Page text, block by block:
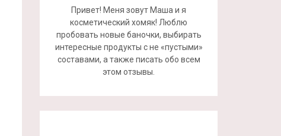
Привет! Меня зовут Маша и я
косметический хомяк! Люблю
пробовать новые баночки, выбирать
интересные продукты с не «пустыми»
составами, а также писать обо всем
этом отзывы.